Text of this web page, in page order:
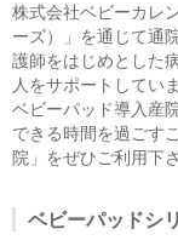
株式会社ベビーカレ
ーズ）」を通じて通
護師をはじめとした
人をサポートしていま
ベビーパッド導入産
できる時間を過ごす
院」をぜひご利用下さ
ベビーパッドシ